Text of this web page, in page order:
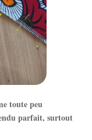
toute peu
parfait, surtout